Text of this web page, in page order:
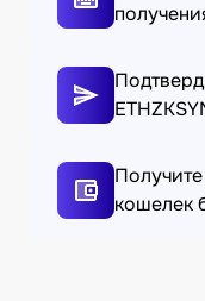
кошелек